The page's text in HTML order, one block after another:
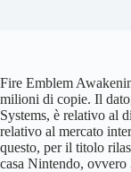
Fire Emblem
milioni di copie. Il
Systems, è relativo al
relativo al mercato
questo, per il titolo
casa Nintendo, ovvero